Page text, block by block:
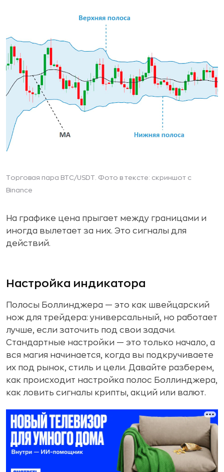
Торговая пара BTC/USDT. Фото в тексте: скриншот с
Binance
На графике цена прыгает между границами и
иногда вылетает за них. Это сигналы для
действий.
Настройка индикатора
Полосы Боллинджера — это как швейцарский
нож для трейдера: универсальный, но работает
лучше, если заточить под свои задачи.
Стандартные настройки — это только начало, а
вся магия начинается, когда вы подкручиваете
их под рынок, стиль и цели. Давайте разберем,
как происходит настройка полос Боллинджера,
как ловить сигналы крипты, акций или валют.